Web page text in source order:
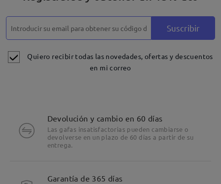
Suscribir
Quiero recibir todas las novedades, ofertas y descuentos
en mi correo
Devolución y cambio en 60 días
Las gafas insatisfactorias pueden cambiarse o
devolverse en un plazo de 60 días a partir de su
entrega.
Garantía de 365 días